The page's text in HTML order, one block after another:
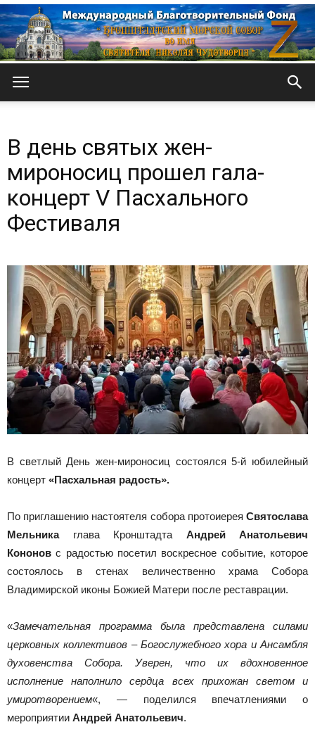
Морской
В день святых жен-
мироносиц прошел гала-
концерт V Пасхального
Фестиваля
В светлый День жен-мироносиц состоялся 5-й юбилейный
концерт «Пасхальная радость».
По приглашению настоятеля собора протоиерея Святослава
Мельникаглава Кронштадта Андрей Анатольевич
Кононов с радостью посетил воскресное событие, которое
состоялось в стенах величественно храма Собора
Владимирской иконы Божией Матери после реставрации.
«Замечательная программа была представлена силами
церковных коллективов – Богослужебного хора и Ансамбля
духовенства Собора. Уверен, что их вдохновенное
исполнение наполнило сердца всех прихожан светом и
умиротворением«, — поделился впечатлениями о
мероприятии Андрей Анатольевич.